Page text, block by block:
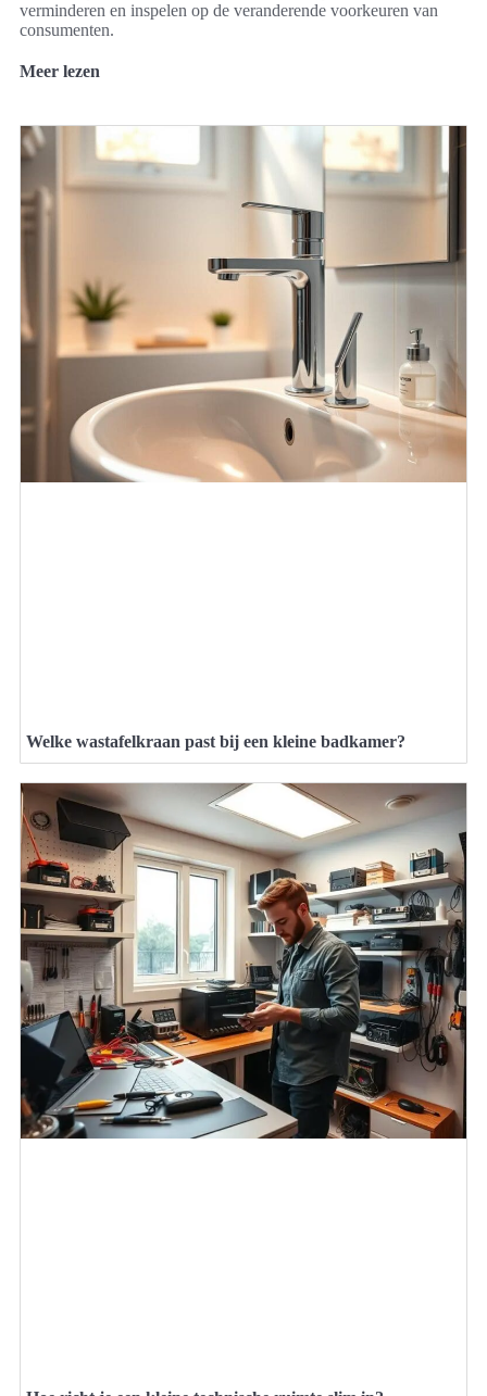
verminderen en inspelen op de veranderende voorkeuren van
consumenten.
Meer lezen
Welke wastafelkraan past bij een kleine badkamer?